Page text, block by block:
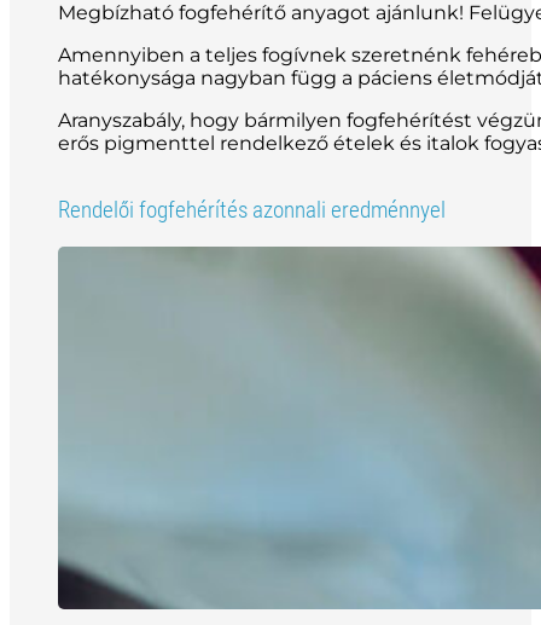
Megbízható fogfehérítő anyagot ajánlunk!
Amennyiben a teljes fogívnek szeretnénk
hatékonysága nagyban függ a páciens
Aranyszabály, hogy bármilyen fogfehérítést
erős pigmenttel rendelkező ételek és italok
Rendelői fogfehérítés azonnali eredménnyel